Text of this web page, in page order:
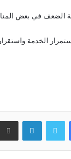
الضعف في بعض
الخدمة
فيسبوك تويتر لينكدإن